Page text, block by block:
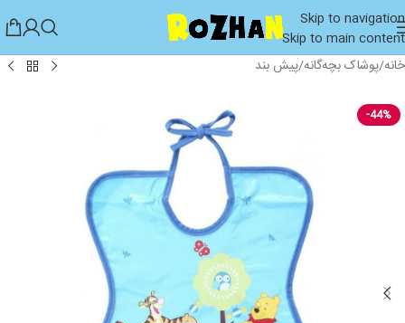
Skip to navigation
Skip to main content
خانه/پوشاک بچه‌گانه/پیش بند
-44%